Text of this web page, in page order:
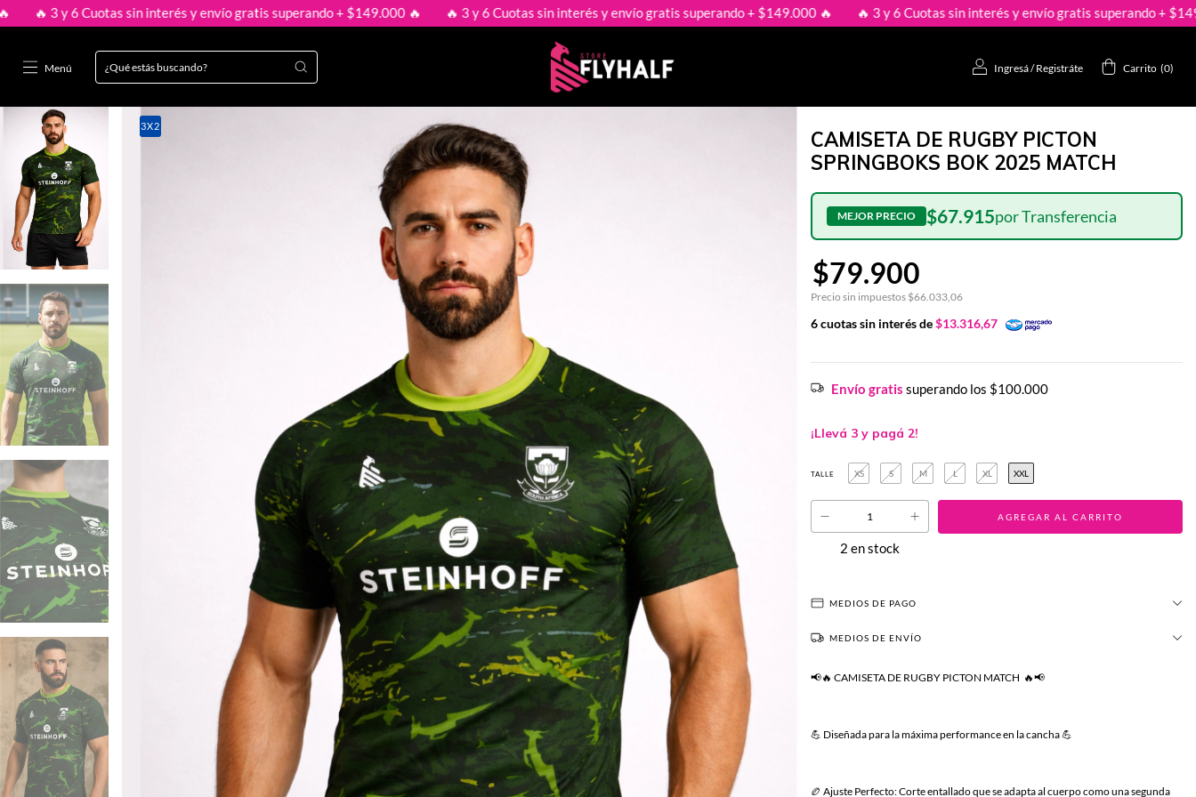
y envío gratis superando + $149.000 🔥 🔥 3 y 6 Cuotas sin interés y envío gratis superando + $149.000 🔥 🔥 3 y 6 Cuotas sin interés y envío gratis superando + $149.000 🔥 🔥 3 y 6
Menú Ingresá/Registráte Carrito (0)
3X2
CAMISETA DE RUGBY PICTON
SPRINGBOKS BOK 2025 MATCH
$79.900
6cuotas sin interés de$13.316,67
Precio sin impuestos $66.033,06
$67.915
Envío gratis superando los $100.000
¡Llevá 3 y pagá 2!
TALLE XS S M L XL XXL
2 en stock
MEDIOS DE PAGO
MEDIOS DE ENVÍO
📢🔥 CAMISETA DE RUGBY PICTON MATCH 🔥📢
💪 Diseñada para la máxima performance en la cancha 💪
🏉 Ajuste Perfecto: Corte entallado que se adapta al cuerpo como una segunda